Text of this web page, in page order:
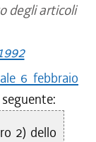
degli articoli
6 febbraio
2) dello